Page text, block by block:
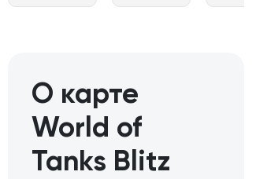
О карте
World of
Tanks Blitz